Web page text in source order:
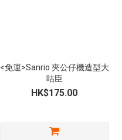
<免運>Sanrio 夾公仔機造型大
咕臣
HK$175.00